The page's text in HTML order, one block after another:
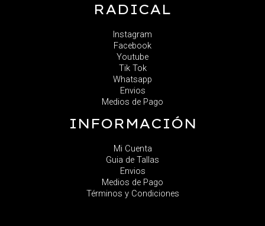
RADICAL
Instagram
Facebook
Youtube
Tik Tok
Whatsapp
Envios
Medios de Pago
INFORMACIÓN
Mi Cuenta
Guia de Tallas
Envios
Medios de Pago
Términos y Condiciones